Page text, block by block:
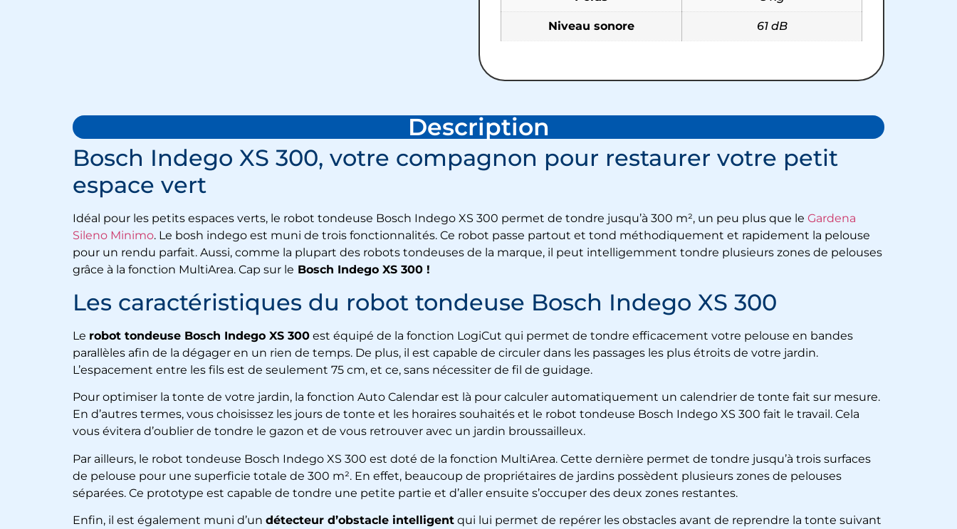
Niveau sonore 61 dB
Description
Bosch Indego XS 300, votre compagnon pour restaurer votre petit
espace vert
Idéal pour les petits espaces verts, le robot tondeuse Bosch Indego XS 300 permet de tondre jusqu’à 300 m², un peu plus que le Gardena
Sileno Minimo. Le bosh indego est muni de trois fonctionnalités. Ce robot passe partout et tond méthodiquement et rapidement la pelouse
pour un rendu parfait. Aussi, comme la plupart des robots tondeuses de la marque, il peut intelligemment tondre plusieurs zones de pelouses
grâce à la fonction MultiArea. Cap sur le Bosch Indego XS 300 !
Les caractéristiques du robot tondeuse Bosch Indego XS 300
Le robot tondeuse Bosch Indego XS 300 est équipé de la fonction LogiCut qui permet de tondre efficacement votre pelouse en bandes
parallèles afin de la dégager en un rien de temps. De plus, il est capable de circuler dans les passages les plus étroits de votre jardin.
L’espacement entre les fils est de seulement 75 cm, et ce, sans nécessiter de fil de guidage.
Pour optimiser la tonte de votre jardin, la fonction Auto Calendar est là pour calculer automatiquement un calendrier de tonte fait sur mesure.
En d’autres termes, vous choisissez les jours de tonte et les horaires souhaités et le robot tondeuse Bosch Indego XS 300 fait le travail. Cela
vous évitera d’oublier de tondre le gazon et de vous retrouver avec un jardin broussailleux.
Par ailleurs, le robot tondeuse Bosch Indego XS 300 est doté de la fonction MultiArea. Cette dernière permet de tondre jusqu’à trois surfaces
de pelouse pour une superficie totale de 300 m². En effet, beaucoup de propriétaires de jardins possèdent plusieurs zones de pelouses
séparées. Ce prototype est capable de tondre une petite partie et d’aller ensuite s’occuper des deux zones restantes.
Enfin, il est également muni d’un détecteur d’obstacle intelligent qui lui permet de repérer les obstacles avant de reprendre la tonte suivant